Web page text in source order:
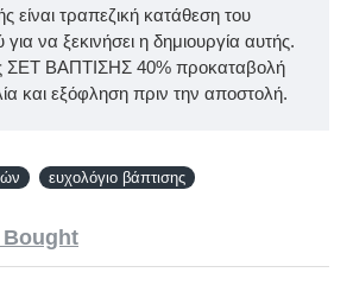
είναι τραπεζική κατάθεση του
να ξεκινήσει η δημιουργία αυτής.
ΣΕΤ ΒΑΠΤΙΣΗΣ 40% προκαταβολή
και εξόφληση πριν την αποστολή.
ευχολόγιο βάπτισης